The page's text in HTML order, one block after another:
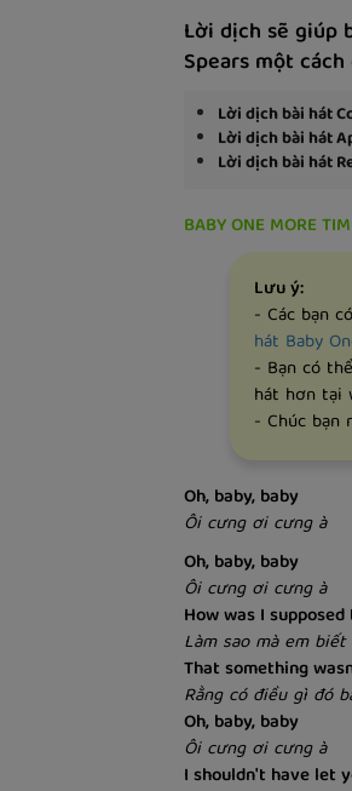
Lời dịch sẽ giúp
Spears một
Lời dịch bài hát
Lời dịch bài hát
Lời dịch bài hát
BABY ONE MORE
Lưu ý:
- Các bạn
hát Baby
- Bạn có
hát hơn tại
- Chúc bạn
Oh, baby, baby
Ôi cưng ơi cưng à
Oh, baby, baby
Ôi cưng ơi cưng à
How was I
Làm sao mà em
That something
Rằng có điều gì đó
Oh, baby, baby
Ôi cưng ơi cưng à
I shouldn't have let